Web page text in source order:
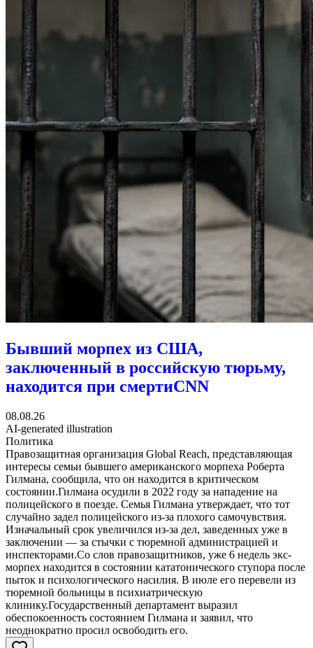
Бывший морпех из США,
заключенный в российскую тюрьму,
находится при смертиCNN
08.08.26
AI-generated illustration
Политика
Правозащитная организация Global Reach, представляющая
интересы семьи бывшего американского морпеха Роберта
Гилмана, сообщила, что он находится в критическом
состоянии.Гилмана осудили в 2022 году за нападение на
полицейского в поезде. Семья Гилмана утверждает, что тот
случайно задел полицейского из-за плохого самочувствия.
Изначальный срок увеличился из-за дел, заведенных уже в
заключении — за стычки с тюремной администрацией и
инспекторами.Со слов правозащитников, уже 6 недель экс-
морпех находится в состоянии кататонического ступора после
пыток и психологического насилия. В июле его перевели из
тюремной больницы в психиатрическую
клинику.Государственный департамент выразил
обеспокоенность состоянием Гилмана и заявил, что
неоднократно просил освободить его.